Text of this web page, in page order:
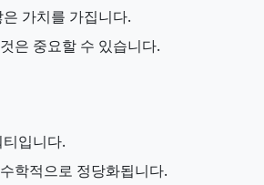
가치를 가집니다.
은 중요할 수 있습니다.
입니다.
학적으로 정당화됩니다.